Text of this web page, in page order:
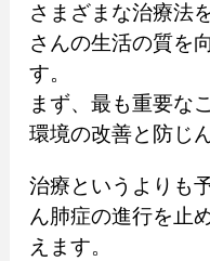
さまざまな治療法
さんの生活の質を
す。
まず、最も重要な
環境の改善と防じ
治療というよりも
ん肺症の進行を止
えます。